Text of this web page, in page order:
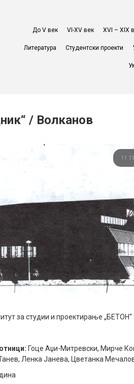
До V век VI-XV век XVI – XIX
Литература Студентски проекти
/ Волканов
за студии и проектирање „БЕТОН“
Гоце Аџи-Митревски, Мирче
Ленка Јанева, Цветанка